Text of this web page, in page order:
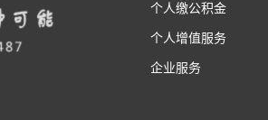
个人缴公积金
个人增值服务
企业服务